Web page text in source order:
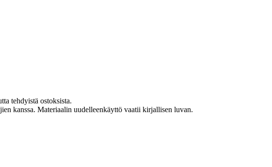
tehdyistä ostoksista.
kanssa. Materiaalin uudelleenkäyttö vaatii kirjallisen luvan.